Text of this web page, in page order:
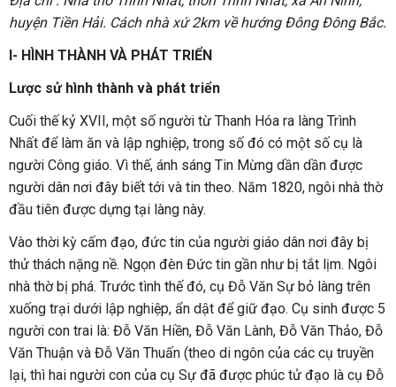
huyện Tiền Hải. Cách nhà xứ 2km về hướng Đông Đông Bắc.
I- HÌNH THÀNH VÀ PHÁT TRIỂN
Lược sử hình thành và phát triển
Cuối thế kỷ XVII, một số người từ Thanh Hóa ra làng Trình
Nhất để làm ăn và lập nghiệp, trong số đó có một số cụ là
người Công giáo. Vì thế, ánh sáng Tin Mừng dần dần được
người dân nơi đây biết tới và tin theo. Năm 1820, ngôi nhà thờ
đầu tiên được dựng tại làng này.
Vào thời kỳ cấm đạo, đức tin của người giáo dân nơi đây bị
thử thách nặng nề. Ngọn đèn Đức tin gần như bị tắt lịm. Ngôi
nhà thờ bị phá. Trước tình thế đó, cụ Đỗ Văn Sự bỏ làng trên
xuống trại dưới lập nghiệp, ẩn dật để giữ đạo. Cụ sinh được 5
người con trai là: Đỗ Văn Hiền, Đỗ Văn Lành, Đỗ Văn Thảo, Đỗ
Văn Thuận và Đỗ Văn Thuấn (theo di ngôn của các cụ truyền
lại, thì hai người con của cụ Sự đã được phúc tử đạo là cụ Đỗ